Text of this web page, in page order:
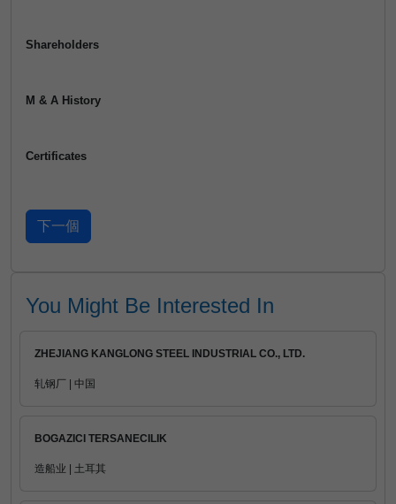
Shareholders
M & A History
Certificates
You Might Be Interested In
ZHEJIANG KANGLONG STEEL INDUSTRIAL CO., LTD.
轧钢厂 | 中国
BOGAZICI TERSANECILIK
造船业 | 土耳其